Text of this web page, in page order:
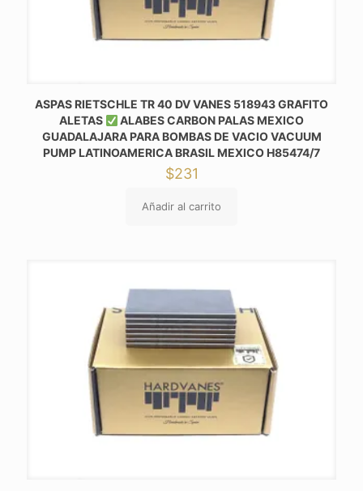
ASPAS RIETSCHLE TR 40 DV VANES 518943 GRAFITO
ALETAS
ALABES CARBON PALAS MEXICO
GUADALAJARA PARA BOMBAS DE VACIO VACUUM
PUMP LATINOAMERICA BRASIL MEXICO H85474/7
$231
Añadir al carrito